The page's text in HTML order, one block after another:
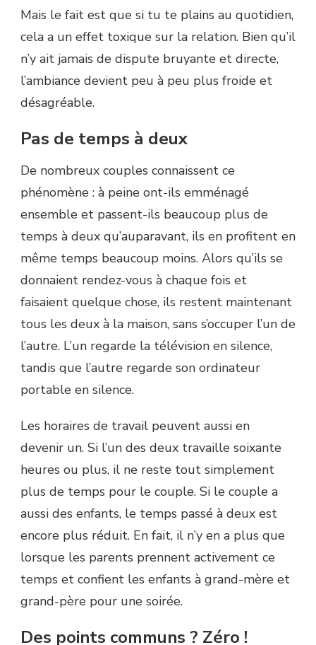
Mais le fait est que si tu te plains au quotidien,
cela a un effet toxique sur la relation. Bien qu’il
n’y ait jamais de dispute bruyante et directe,
l’ambiance devient peu à peu plus froide et
désagréable.
Pas de temps à deux
De nombreux couples connaissent ce
phénomène : à peine ont-ils emménagé
ensemble et passent-ils beaucoup plus de
temps à deux qu’auparavant, ils en profitent en
même temps beaucoup moins. Alors qu’ils se
donnaient rendez-vous à chaque fois et
faisaient quelque chose, ils restent maintenant
tous les deux à la maison, sans s’occuper l’un de
l’autre. L’un regarde la télévision en silence,
tandis que l’autre regarde son ordinateur
portable en silence.
Les horaires de travail peuvent aussi en
devenir un. Si l’un des deux travaille soixante
heures ou plus, il ne reste tout simplement
plus de temps pour le couple. Si le couple a
aussi des enfants, le temps passé à deux est
encore plus réduit. En fait, il n’y en a plus que
lorsque les parents prennent activement ce
temps et confient les enfants à grand-mère et
grand-père pour une soirée.
Des points communs ? Zéro !